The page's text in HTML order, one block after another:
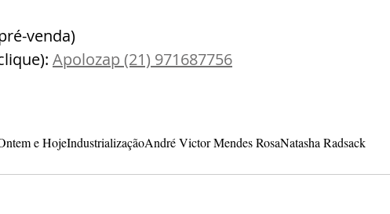
venda)
Apolozap (21) 971687756
e HojeIndustrializaçãoAndré Victor Mendes RosaNatasha Radsack